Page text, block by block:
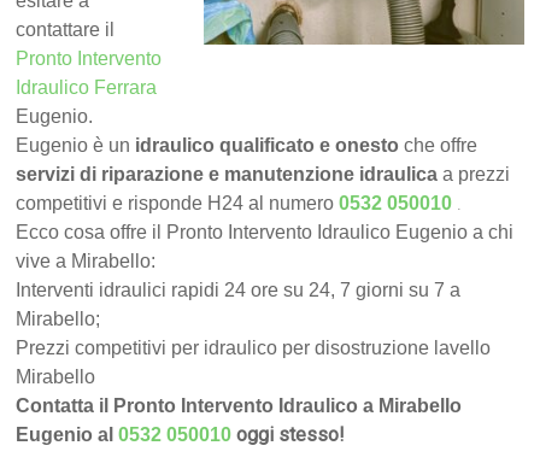
contattare il
Pronto Intervento
Idraulico Ferrara
Eugenio.
Eugenio è un idraulico qualificato e onesto che offre
servizi di riparazione e manutenzione idraulica a prezzi
competitivi e risponde H24 al numero0532 050010 .
Ecco cosa offre il Pronto Intervento Idraulico Eugenio a chi
vive a Mirabello:
Interventi idraulici rapidi 24 ore su 24, 7 giorni su 7 a
Mirabello;
Prezzi competitivi per idraulico per disostruzione lavello
Mirabello
Contatta il Pronto Intervento Idraulico a Mirabello
Eugenio al0532 050010 oggi stesso!